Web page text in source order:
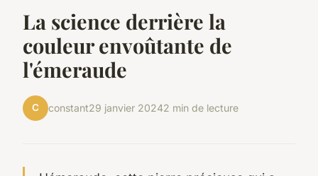
La science derrière la
couleur envoûtante de
l'émeraude
C constant29 janvier 20242 min de lecture